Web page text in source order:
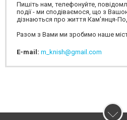
Пишіть нам, телефонуйте,
події - ми сподіваємося, що з
дізнаються про життя Кам'янця-
Разом з Вами ми зробимо наше
E-mail: m_knish@gmail.com